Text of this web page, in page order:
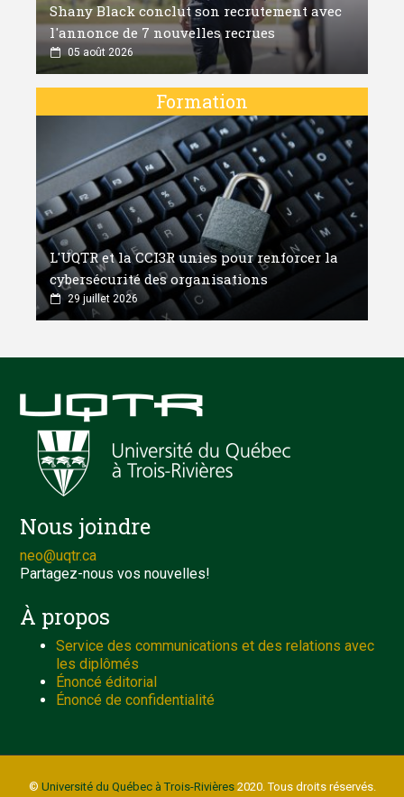
Shany Black conclut son recrutement avec
l'annonce de 7 nouvelles recrues
05 août 2026
Formation
L'UQTR et la CCI3R unies pour renforcer la
cybersécurité des organisations
29 juillet 2026
Nous joindre
neo@uqtr.ca
Partagez-nous vos nouvelles!
À propos
Service des communications et des relations avec
les diplômés
Énoncé éditorial
Énoncé de confidentialité
© Université du Québec à Trois-Rivières2020. Tous droits réservés.